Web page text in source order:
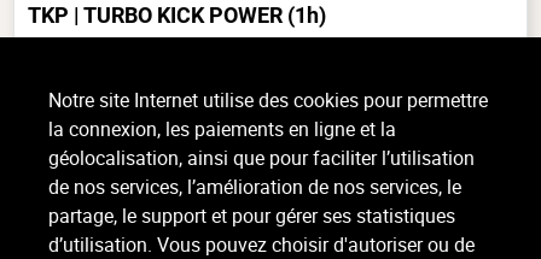
TKP | TURBO KICK POWER(1h)
Cours donné par Sandie! Le Turbo Kick Power est une méthode
d’entraînement cardio-vasculaire donnée en musique, basée sur la
combinaison de mouvements provenant de la boxe et des arts
martiaux (...)
Lire la suite
Notre site Internet utilise des cookies pour permettre
la connexion, les paiements en ligne et la
géolocalisation, ainsi que pour faciliter l’utilisation
de nos services, l’amélioration de nos services, le
partage, le support et pour gérer ses statistiques
d’utilisation. Vous pouvez choisir d'autoriser ou de